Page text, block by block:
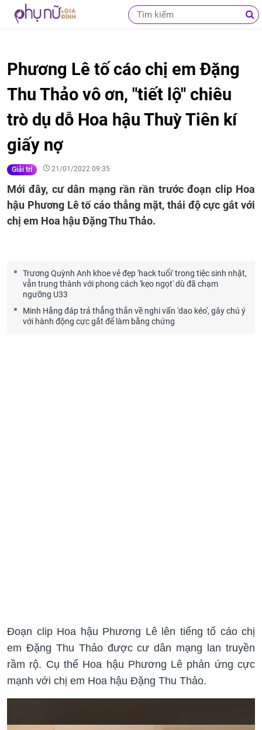
Phương Lê tố cáo chị em Đặng
Thu Thảo vô ơn, "tiết lộ" chiêu
trò dụ dỗ Hoa hậu Thuỳ Tiên kí
giấy nợ
Giải trí 21/01/2022 09:35
Mới đây, cư dân mạng rần rần trước đoạn clip Hoa
hậu Phương Lê tố cáo thẳng mặt, thái độ cực gắt với
chị em Hoa hậu Đặng Thu Thảo.
Trương Quỳnh Anh khoe vẻ đẹp 'hack tuổi' trong tiệc sinh nhật,
vẫn trung thành với phong cách 'kẹo ngọt' dù đã chạm
ngưỡng U33
Minh Hằng đáp trả thẳng thắn về nghi vấn 'dao kéo', gây chú ý
với hành động cực gắt để làm bằng chứng
Đoạn clip Hoa hậu Phương Lê lên tiếng tố cáo chị
em Đặng Thu Thảo được cư dân mạng lan truyền
rầm rộ. Cụ thể Hoa hậu Phương Lê phản ứng cực
mạnh với chị em Hoa hậu Đặng Thu Thảo.